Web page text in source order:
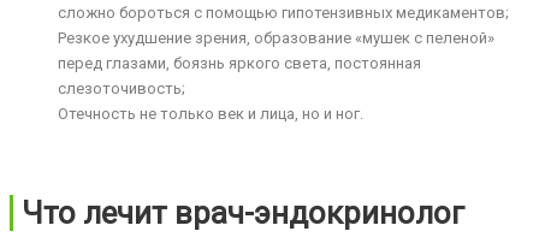
сложно бороться с помощью гипотензивных медикаментов;
Резкое ухудшение зрения, образование «мушек с пеленой»
перед глазами, боязнь яркого света, постоянная
слезоточивость;
Отечность не только век и лица, но и ног.
Что лечит врач-эндокринолог